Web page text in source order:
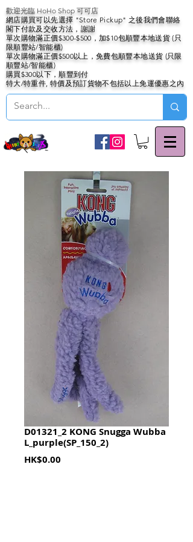
歡迎光臨 HoHo Shop 可可店
網店購買可以先選擇 "Store Pickup" 之後我們會聯絡
閣下付款及交收方法，謝謝
單次購物滿正價$300-$500，加$10包順豐本地送貨 (只
限順豐站/智能櫃)
單次購物滿正價$500以上，免費包順豐本地送貨 (只限
順豐站/智能櫃)
購買$300以下，順豐到付
特大/特重件, 特價及預訂貨物不包括以上免運優惠之內
D01321_2 KONG Snugga Wubba
L_purple(SP_150_2)
HK$0.00